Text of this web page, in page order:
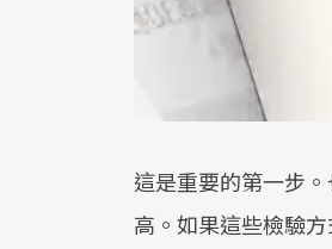
這是重要的第一步
高。如果這些檢驗